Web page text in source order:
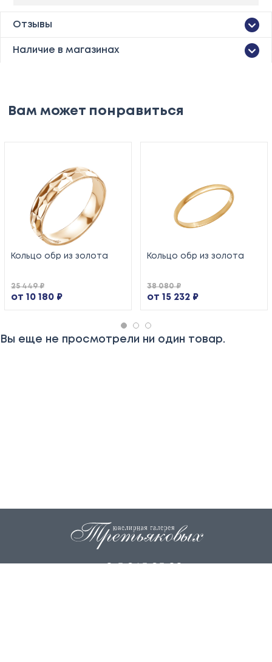
Отзывы
Наличие в магазинах
Вам может понравиться
Кольцо обр из золота
от 10 180 ₽
25 449 ₽
Кольцо обр из золота
от 15 232 ₽
38 080 ₽
Вы еще не просмотрели ни один товар.